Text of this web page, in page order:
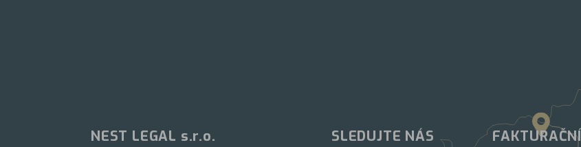
NEST LEGAL s.r.o. SLEDUJTE NÁS
FAKTURAČNÍ